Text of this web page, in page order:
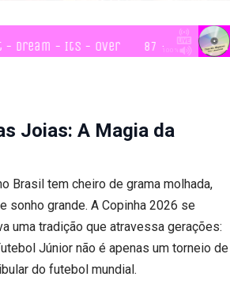
Joias: A Magia da
Brasil tem cheiro de grama molhada,
sonho grande. A Copinha 2026 se
uma tradição que atravessa gerações:
Júnior não é apenas um torneio de
do futebol mundial.